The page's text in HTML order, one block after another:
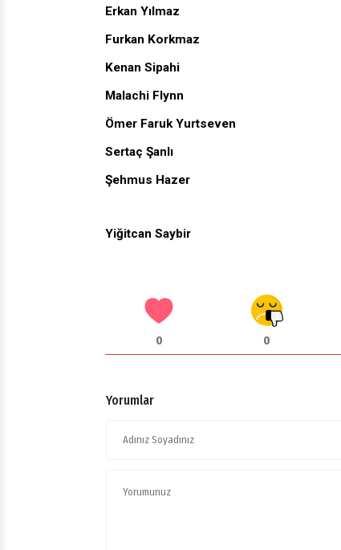
Erkan Yılmaz
Furkan Korkmaz
Kenan Sipahi
Malachi Flynn
Ömer Faruk Yurtseven
Sertaç Şanlı
Şehmus Hazer
Yiğitcan Saybir
0 0
Yorumlar